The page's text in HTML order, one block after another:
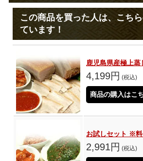
この商品を買った人は、こち
ています！
鹿児島県産極上蒸
4,199円 (税込)
商品の購入はこ
お試しセット ※
2,991円 (税込)